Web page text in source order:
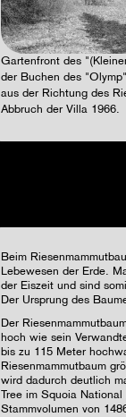
Gartenfront des
der Buchen des
aus der Richtung des
Abbruch der Villa 1966.
Beim
Lebewesen der Erde.
der Eiszeit und sind
Der Ursprung des
Der
hoch wie sein
bis zu 115 Meter
Riesenmammutbaum
wird dadurch deutlich
Tree im Squoia
Stammvolumen von